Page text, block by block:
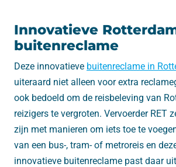
Innovatieve
buitenreclame
Deze innovatieve buitenreclame in
uiteraard niet alleen voor extra
ook bedoeld om de reisbeleving van
reizigers te vergroten. Vervoerder RET
zijn met manieren om iets toe te
van een bus-, tram- of metroreis en
innovatieve buitenreclame past daar